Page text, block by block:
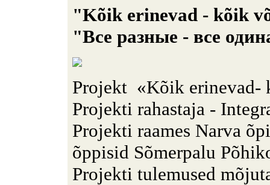
"Kõik erinevad - kõik
"Все разные - все
Projekt «Kõik erinevad-
Projekti rahastaja -
Projekti raames Narva
õppisid Sõmerpalu
Projekti tulemused